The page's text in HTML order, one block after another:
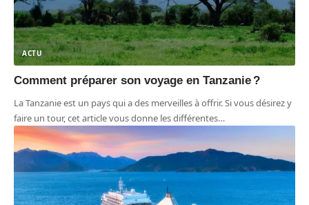
ACTU
Comment préparer son voyage en Tanzanie ?
La Tanzanie est un pays qui a des merveilles à offrir. Si vous désirez y
faire un tour, cet article vous donne les différentes…